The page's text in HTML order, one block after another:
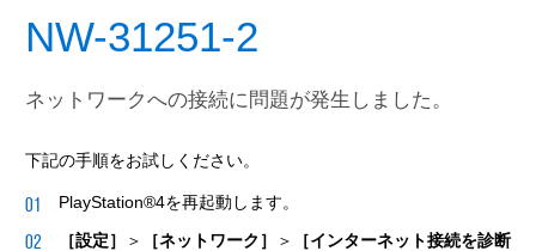
NW-31251-2
ネットワークへの接続に問題が発生しました。
下記の手順をお試しください。
PlayStation®4を再起動します。
［設定］
＞ ［ネットワーク］ ＞
［インターネット接続を診断